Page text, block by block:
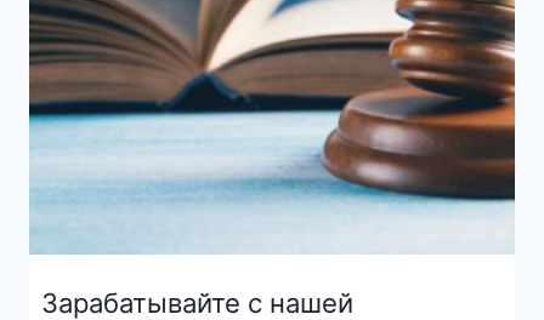
Зарабатывайте с нашей